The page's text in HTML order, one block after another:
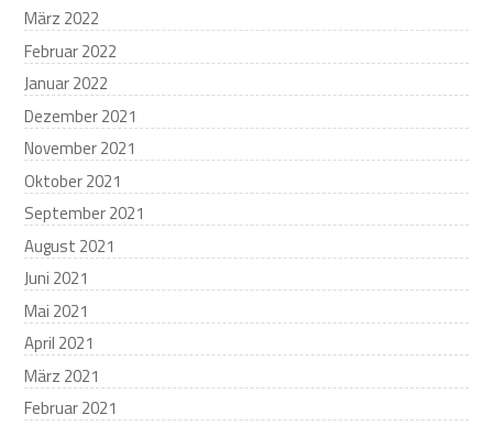
März 2022
Februar 2022
Januar 2022
Dezember 2021
November 2021
Oktober 2021
September 2021
August 2021
Juni 2021
Mai 2021
April 2021
März 2021
Februar 2021